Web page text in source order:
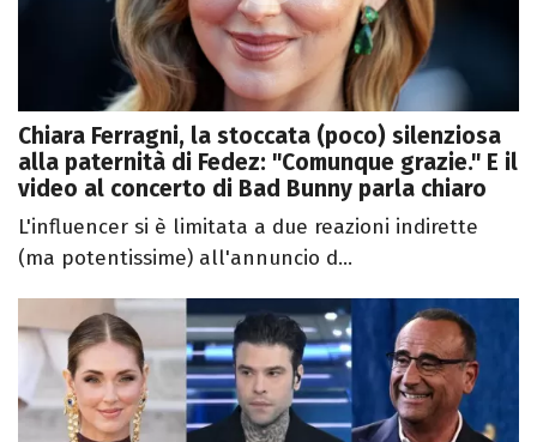
Chiara Ferragni, la stoccata (poco) silenziosa
alla paternità di Fedez: "Comunque grazie." E il
video al concerto di Bad Bunny parla chiaro
L'influencer si è limitata a due reazioni indirette
(ma potentissime) all'annuncio d...